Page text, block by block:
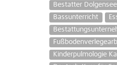
Bestatter
Bassunterricht
Kinderpulmologie